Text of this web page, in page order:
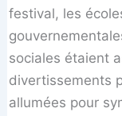
festival, les
sociales étaient
divertissements
allumées pour